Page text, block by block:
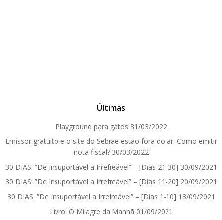
Últimas
Playground para gatos 31/03/2022
Emissor gratuito e o site do Sebrae estão fora do ar! Como emitir
nota fiscal? 30/03/2022
30 DIAS: ”De Insuportável a Irrefreável” – [Dias 21-30] 30/09/2021
30 DIAS: ”De Insuportável a Irrefreável” – [Dias 11-20] 20/09/2021
30 DIAS: ”De Insuportável a Irrefreável” – [Dias 1-10] 13/09/2021
Livro: O Milagre da Manhã 01/09/2021